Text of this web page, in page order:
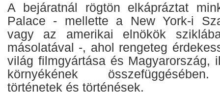
A bejáratnál rögtön elkápráztat
Palace - mellette a New York-i
vagy az amerikai elnökök
másolatával -, ahol rengeteg
világ filmgyártása és Magyarország,
környékének
történetek és történések.